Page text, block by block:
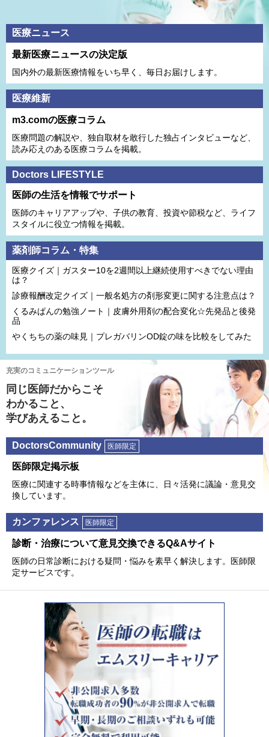
医療ニュース
最新医療ニュースの決定版
国内外の最新医療情報をいち早く、毎日お届けします。
医療維新
m3.comの医療コラム
医療問題の解説や、独⾃取材を敢⾏した独占インタビューなど、
読み応えのある医療コラムを掲載。
Doctors LIFESTYLE
医師の生活を情報でサポート
医師のキャリアアップや、子供の教育、投資や節税など、ライフ
スタイルに役立つ情報を掲載。
薬剤師コラム・特集
医療クイズ｜ガスター10を2週間以上継続使用すべきでない理由
は？
診療報酬改定クイズ｜一般名処方の剤形変更に関する注意点は？
くるみぱんの勉強ノート｜皮膚外用剤の配合変化☆先発品と後発
品
やくちちの薬の味見｜プレガバリンOD錠の味を比較をしてみた
充実のコミュニケーションツール
同じ医師だからこそ
わかること、
学びあえること。
DoctorsCommunity 医師限定
医師限定掲⽰板
医療に関連する時事情報などを主体に、⽇々活発に議論・意⾒交
換しています。
カンファレンス 医師限定
診断・治療について意⾒交換できるQ&Aサイト
医師の⽇常診断における疑問・悩みを素早く解決します。医師限
定サービスです。